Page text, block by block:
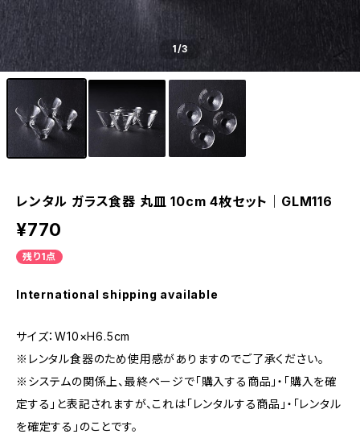
1/3
レンタル ガラス食器 丸皿 10cm 4枚セット｜GLM116
¥770
残り1点
International shipping available
サイズ：W10×H6.5cm
※レンタル食器のため使用感がありますのでご了承ください。
※システムの関係上、最終ページで「購入する商品」・「購入を確
定する」と表記されますが、これは「レンタルする商品」・「レンタル
を確定する」のことです。